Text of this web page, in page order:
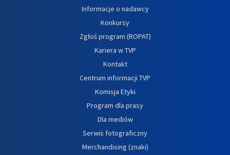
Informacje o nadawcy
Konkursy
Zgłoś program (ROPAT)
Kariera w TVP
Kontakt
Centrum informacji TVP
Komisja Etyki
Program dla prasy
Dla mediów
Serwis fotograficzny
Merchandising (znaki)